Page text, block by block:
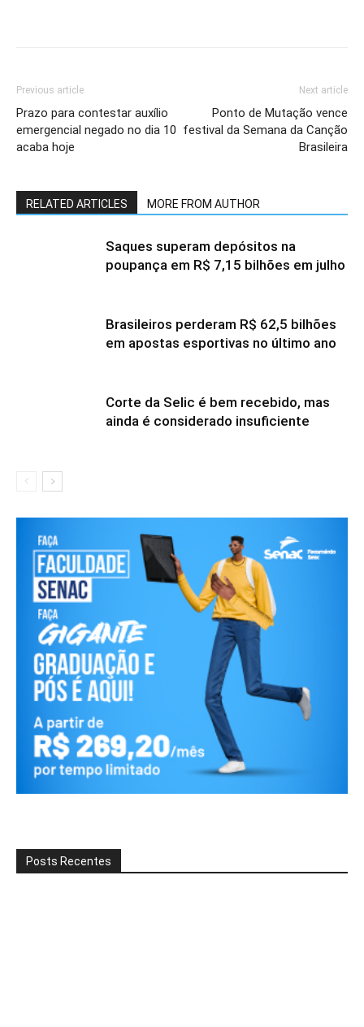
Previous article
Prazo para contestar auxílio
emergencial negado no dia 10
acaba hoje
Next article
Ponto de Mutação vence
festival da Semana da Canção
Brasileira
RELATED ARTICLES MORE FROM AUTHOR
Saques superam depósitos na
poupança em R$ 7,15 bilhões em julho
Brasileiros perderam R$ 62,5 bilhões
em apostas esportivas no último ano
Corte da Selic é bem recebido, mas
ainda é considerado insuficiente
Posts Recentes